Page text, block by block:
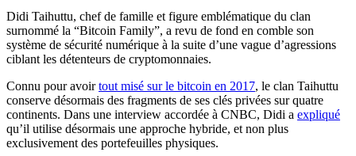
Didi Taihuttu, chef de famille et figure emblématique du clan
surnommé la “Bitcoin Family”, a revu de fond en comble son
système de sécurité numérique à la suite d’une vague d’agressions
ciblant les détenteurs de cryptomonnaies.
Connu pour avoirtout misé sur le bitcoin en 2017, le clan Taihuttu
conserve désormais des fragments de ses clés privées sur quatre
continents. Dans une interview accordée à CNBC, Didi a expliqué
qu’il utilise désormais une approche hybride, et non plus
exclusivement des portefeuilles physiques.